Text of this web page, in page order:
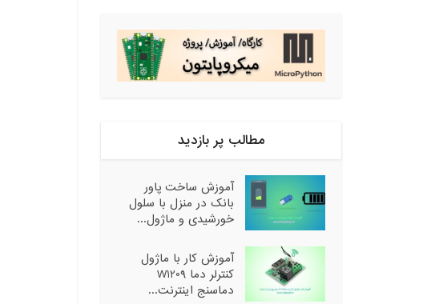
مطالب پر بازدید
آموزش ساخت پاور
بانک در منزل با سلول
خورشیدی و ماژول...
آموزش کار با ماژول
کنترلر دما W1209
دماسنج اینترنت...